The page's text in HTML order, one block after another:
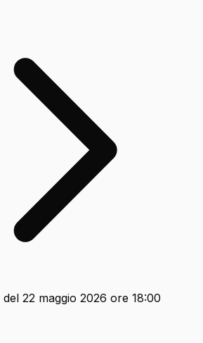
del 22 maggio 2026 ore 18:00